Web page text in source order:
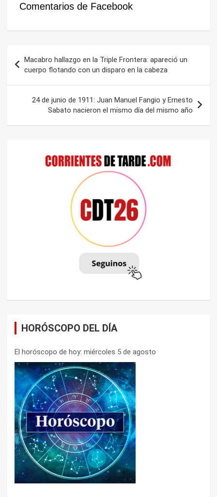
Comentarios de Facebook
de
entradas
Macabro hallazgo en la Triple Frontera: apareció un
cuerpo flotando con un disparo en la cabeza
24 de junio de 1911: Juan Manuel Fangio y Ernesto
Sabato nacieron el mismo día del mismo año
HORÓSCOPO DEL DÍA
El horóscopo de hoy: miércoles 5 de agosto